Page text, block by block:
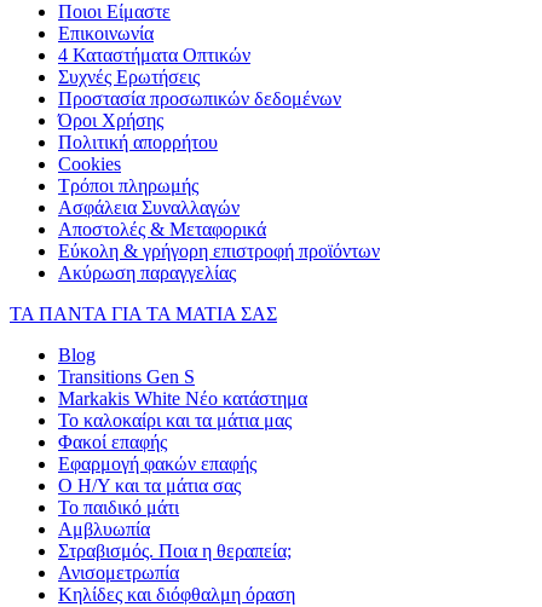
Ποιοι Είμαστε
Επικοινωνία
4 Καταστήματα Οπτικών
Συχνές Ερωτήσεις
Προστασία προσωπικών δεδομένων
Όροι Χρήσης
Πολιτική απορρήτου
Cookies
Τρόποι πληρωμής
Ασφάλεια Συναλλαγών
Αποστολές & Μεταφορικά
Εύκολη & γρήγορη επιστροφή προϊόντων
Ακύρωση παραγγελίας
ΤΑ ΠΑΝΤΑ ΓΙΑ ΤΑ ΜΑΤΙΑ ΣΑΣ
Blog
Transitions Gen S
Markakis White Νέο κατάστημα
Το καλοκαίρι και τα μάτια μας
Φακοί επαφής
Εφαρμογή φακών επαφής
Ο Η/Υ και τα μάτια σας
Το παιδικό μάτι
Αμβλυωπία
Στραβισμός. Ποια η θεραπεία;
Ανισομετρωπία
Κηλίδες και διόφθαλμη όραση